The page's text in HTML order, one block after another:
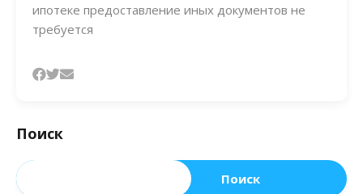
ипотеке предоставление иных документов не
требуется
Поиск
Поиск